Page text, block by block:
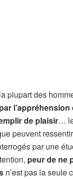
plupart des
par
de plaisir…
peuvent
par une
peur de ne
n’est pas la seule